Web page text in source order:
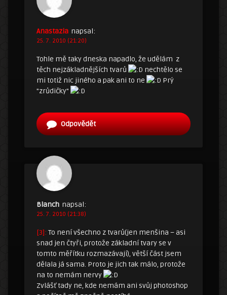
Anastazia napsal:
25. 7. 2010 (21:20)
Tohle mě taky dneska napadlo, že udělám z
těch nejzákladnějších tvarů
nechtělo se
mi totiž nic jiného a pak ani to ne
Prý
"zrůdičky"
Odpovědět
Blanch napsal:
25. 7. 2010 (21:38)
[3]: To není všechno z tvarů(jen menšina – asi
snad jen čtyři, protože základní tvary se v
tomto měřítku rozmazávají), větší část jsem
dělala já sama. Proto je jich tak málo, protože
na to nemám nervy
Zvlášť tady ne, kde nemám ani svůj photoshop